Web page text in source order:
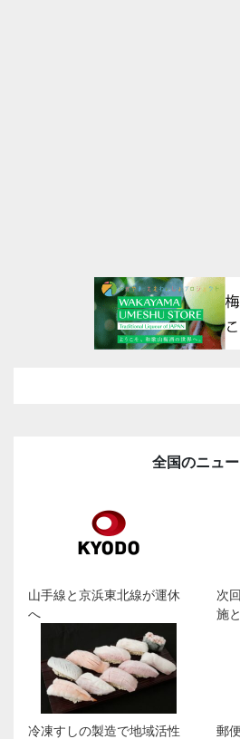
全国のニュ
山手線と京浜東北線が運休
へ
次
施
冷凍すしの製造で地域活性 郵